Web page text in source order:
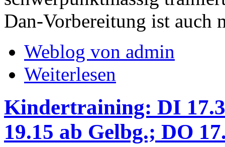
Dan-Vorbereitung ist auch
Weblog von admin
Weiterlesen
Kindertraining: DI
19.15 ab Gelbg.; DO